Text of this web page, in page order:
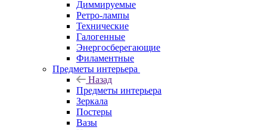
Диммируемые
Ретро-лампы
Технические
Галогенные
Энергосберегающие
Филаментные
Предметы интерьера
Назад
Предметы интерьера
Зеркала
Постеры
Вазы